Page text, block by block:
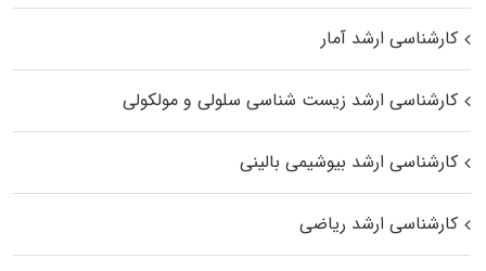
کارشناسی ارشد آمار
کارشناسی ارشد زیست شناسی سلولی و مولکولی
کارشناسی ارشد بیوشیمی بالینی
کارشناسی ارشد ریاضی